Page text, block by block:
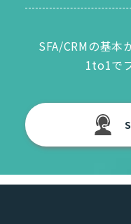
SFA/CRMの基本
1to1で